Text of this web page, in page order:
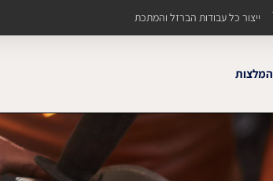
ייצור כל עבודות הברזל והמתכת
המלצות